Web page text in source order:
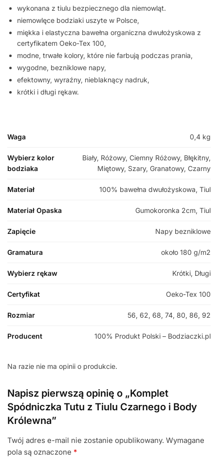
wykonana z tiulu bezpiecznego dla niemowląt.
niemowlęce bodziaki uszyte w Polsce,
miękka i elastyczna bawełna organiczna dwułożyskowa z
certyfikatem Oeko-Tex 100,
modne, trwałe kolory, które nie farbują podczas prania,
wygodne, bezniklowe napy,
efektowny, wyraźny, nieblaknący nadruk,
krótki i długi rękaw.
Waga 0,4 kg
Wybierz kolor
bodziaka
Biały, Różowy, Ciemny Różowy, Błękitny,
Miętowy, Szary, Granatowy, Czarny
Materiał 100% bawełna dwułożyskowa, Tiul
Materiał Opaska Gumokoronka 2cm, Tiul
Zapięcie Napy bezniklowe
Gramatura około 180 g/m2
Wybierz rękaw Krótki, Długi
Certyfikat Oeko-Tex 100
Rozmiar 56, 62, 68, 74, 80, 86, 92
Producent 100% Produkt Polski – Bodziaczki.pl
Na razie nie ma opinii o produkcie.
Napisz pierwszą opinię o „Komplet
Spódniczka Tutu z Tiulu Czarnego i Body
Królewna”
Twój adres e-mail nie zostanie opublikowany. Wymagane
pola są oznaczone *